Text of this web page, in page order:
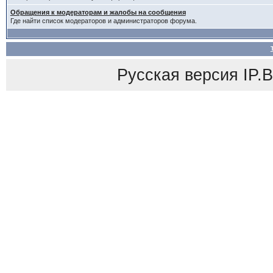
Обращения к модераторам и жалобы на сообщения
Где найти список модераторов и администраторов форума.
Русская версия